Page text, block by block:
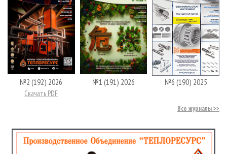
№2 (192) 2026
Скачать PDF
№1 (191) 2026 №6 (190) 2025
Все журналы